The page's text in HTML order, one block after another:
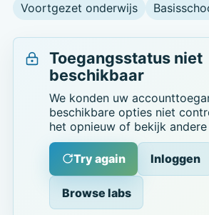
Voortgezet onderwijs
Toegangsstatus niet
beschikbaar
We konden uw
beschikbare opties niet
het opnieuw of bekijk
Try again Inloggen
Browse labs